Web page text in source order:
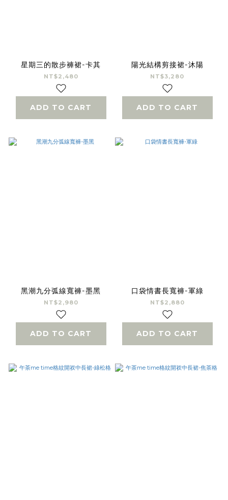
星期三的散步褲裙-卡其
NT$2,480
ADD TO CART
陽光結構剪接裙-沐陽
NT$3,280
ADD TO CART
黑潮九分弧線寬褲-墨黑
NT$2,980
ADD TO CART
口袋情書長寬褲-軍綠
NT$2,880
ADD TO CART